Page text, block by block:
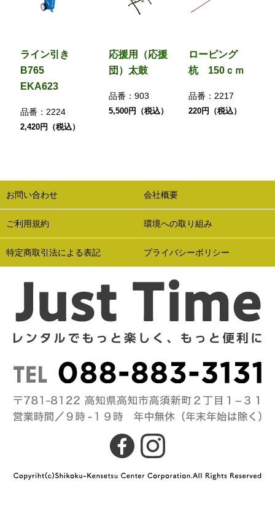
ライン引き
B765
EKA623
品番： 2224
2,420円（税込）
応援用（応援
団）太鼓
品番：903
5,500円（税込）
ローピング
杭 150ｃｍ
品番： 2217
220円（税込）
お問い合わせ 会社概要
ご利用規約 環境への取り組み
特定商取引法による表記 プライバシーポリシー